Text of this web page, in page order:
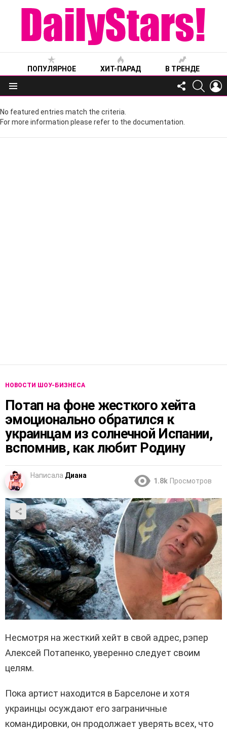
ПОПУЛЯРНОЕ ХИТ-ПАРАД В ТРЕНДЕ
Меню
FOLLOW
US
No featured entries match the criteria.
For more information please refer to the documentation.
НОВОСТИ ШОУ-БИЗНЕСА
Потап на фоне жесткого хейта
эмоционально обратился к
украинцам из солнечной Испании,
вспомнив, как любит Родину
Написала Диана
1.8k Просмотров
Несмотря на жесткий хейт в свой адрес, рэпер
Алексей Потапенко, уверенно следует своим
целям.
Пока артист находится в Барселоне и хотя
украинцы осуждают его заграничные
командировки, он продолжает уверять всех, что